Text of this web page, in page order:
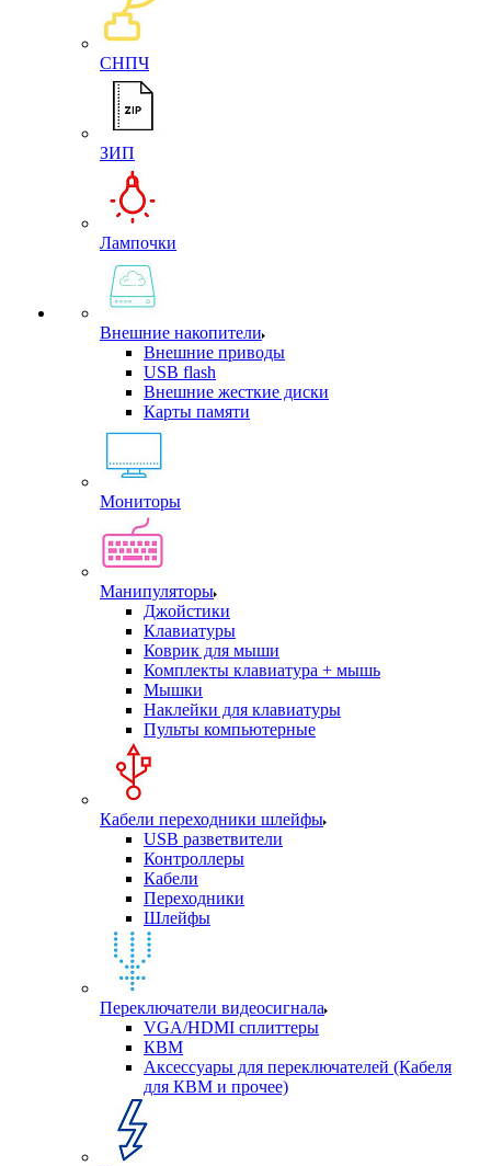
СНПЧ
ЗИП
Лампочки
Внешние накопители
Внешние приводы
USB flash
Внешние жесткие диски
Карты памяти
Мониторы
Манипуляторы
Джойстики
Клавиатуры
Коврик для мыши
Комплекты клавиатура + мышь
Мышки
Наклейки для клавиатуры
Пульты компьютерные
Кабели переходники шлейфы
USB разветвители
Контроллеры
Кабели
Переходники
Шлейфы
Переключатели видеосигнала
VGA/HDMI сплиттеры
КВМ
Аксессуары для переключателей (Кабеля
для КВМ и прочее)